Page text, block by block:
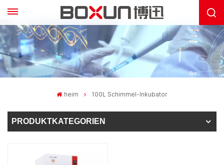
heim 100L Schimmel-Inkubator
PRODUKTKATEGORIEN